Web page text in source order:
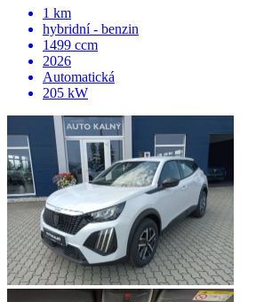
1 km
hybridní - benzin
1499 ccm
2026
Automatická
205 kW